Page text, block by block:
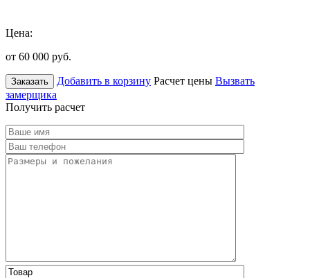
Цена:
от 60 000 руб.
Заказать Добавить в корзину Расчет цены Вызвать
замерщика
Получить расчет